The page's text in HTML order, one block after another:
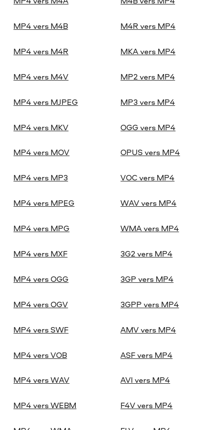
MP4 vers M4B
MP4 vers M4R
MP4 vers M4V
MP4 vers MJPEG
MP4 vers MKV
MP4 vers MOV
MP4 vers MP3
MP4 vers MPEG
MP4 vers MPG
MP4 vers MXF
MP4 vers OGG
MP4 vers OGV
MP4 vers SWF
MP4 vers VOB
MP4 vers WAV
MP4 vers WEBM
M4R vers MP4
MKA vers MP4
MP2 vers MP4
MP3 vers MP4
OGG vers MP4
OPUS vers MP4
VOC vers MP4
WAV vers MP4
WMA vers MP4
3G2 vers MP4
3GP vers MP4
3GPP vers MP4
AMV vers MP4
ASF vers MP4
AVI vers MP4
F4V vers MP4